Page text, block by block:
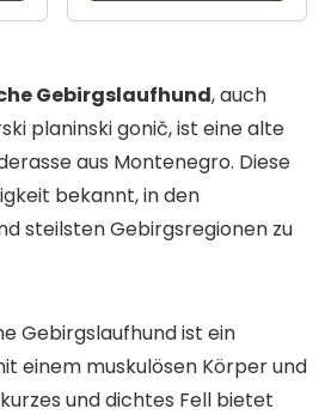
Gebirgslaufhund, auch
planinski gonič, ist eine alte
aus Montenegro. Diese
bekannt, in den
steilsten Gebirgsregionen zu
Gebirgslaufhund ist ein
einem muskulösen Körper und
und dichtes Fell bietet